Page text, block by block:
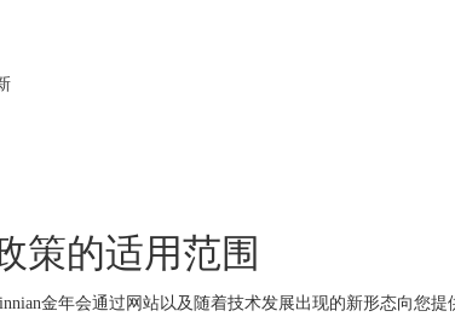
策的适用范围
金年会通过网站以及随着技术发展出现的新形态向您提供